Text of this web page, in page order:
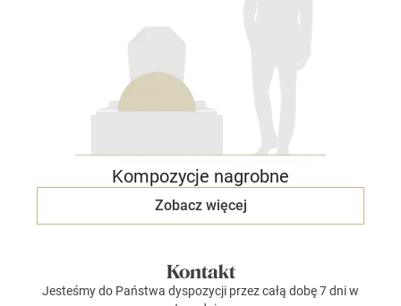
Kompozycje nagrobne
Zobacz więcej
Kontakt
Jesteśmy do Państwa dyspozycji przez całą dobę 7 dni w